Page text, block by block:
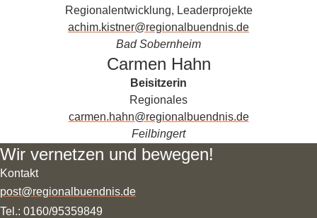
Regionalentwicklung, Leaderprojekte
achim.kistner@regionalbuendnis.de
Bad Sobernheim
Carmen Hahn
Beisitzerin
Regionales
carmen.hahn@regionalbuendnis.de
Feilbingert
Wir vernetzen und bewegen!
Kontakt
post@regionalbuendnis.de
Tel.: 0160/95359849